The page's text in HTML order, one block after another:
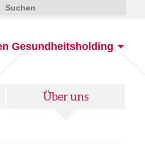
Gesundheitsholding
Über uns